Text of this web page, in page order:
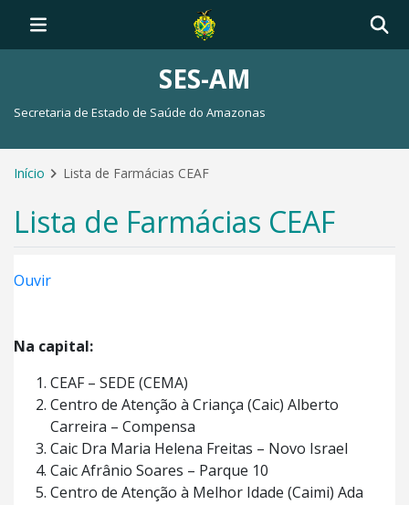
SES-AM
Secretaria de Estado de Saúde do Amazonas
Início Lista de Farmácias CEAF
Lista de Farmácias CEAF
Ouvir
Na capital:
CEAF – SEDE (CEMA)
Centro de Atenção à Criança (Caic) Alberto
Carreira – Compensa
Caic Dra Maria Helena Freitas – Novo Israel
Caic Afrânio Soares – Parque 10
Centro de Atenção à Melhor Idade (Caimi) Ada